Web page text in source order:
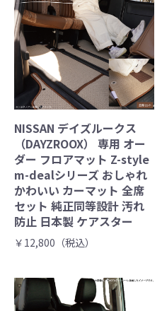
NISSAN デイズルークス
（DAYZROOX） 専用 オー
ダー フロアマット Z-style
m-dealシリーズ おしゃれ
かわいい カーマット 全席
セット 純正同等設計 汚れ
防止 日本製 ケアスター
￥12,800（税込）